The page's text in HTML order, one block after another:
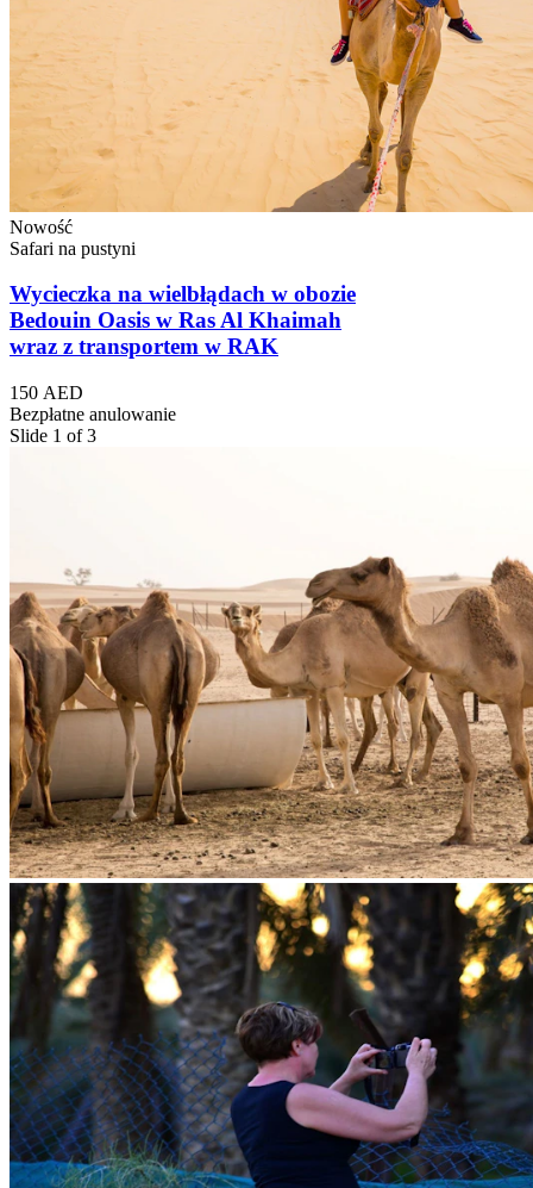
Nowość
Safari na pustyni
Wycieczka na wielbłądach w obozie
Bedouin Oasis w Ras Al Khaimah
wraz z transportem w RAK
150 AED
Bezpłatne anulowanie
Slide 1 of 3